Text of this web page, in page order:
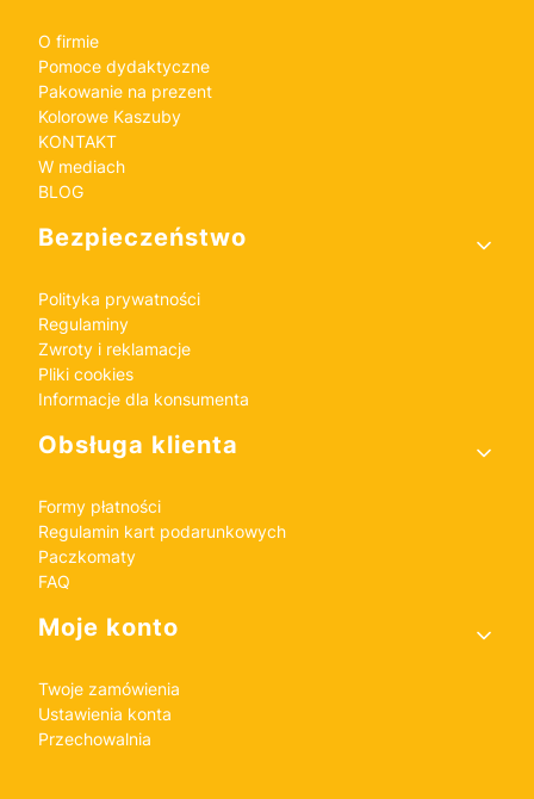
O firmie
Pomoce dydaktyczne
Pakowanie na prezent
Kolorowe Kaszuby
KONTAKT
W mediach
BLOG
Bezpieczeństwo
Polityka prywatności
Regulaminy
Zwroty i reklamacje
Pliki cookies
Informacje dla konsumenta
Obsługa klienta
Formy płatności
Regulamin kart podarunkowych
Paczkomaty
FAQ
Moje konto
Twoje zamówienia
Ustawienia konta
Przechowalnia